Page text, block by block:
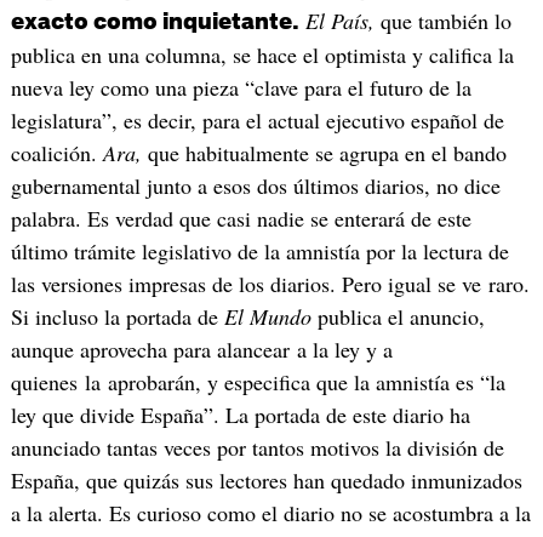
exacto como inquietante. El País, que también lo
publica en una columna, se hace el optimista y califica la
nueva ley como una pieza “clave para el futuro de la
legislatura”, es decir, para el actual ejecutivo español de
coalición.Ara, que habitualmente se agrupa en el bando
gubernamental junto a esos dos últimos diarios, no dice
palabra. Es verdad que casi nadie se enterará de este
último trámite legislativo de la amnistía por la lectura de
las versiones impresas de los diarios. Pero igual se ve raro.
Si incluso la portada de El Mundopublica el anuncio,
aunque aprovecha para alancear a la ley y a
quienes la aprobarán, y especifica que la amnistía es “la
ley que divide España”. La portada de este diario ha
anunciado tantas veces por tantos motivos la división de
España, que quizás sus lectores han quedado inmunizados
a la alerta. Es curioso como el diario no se acostumbra a la